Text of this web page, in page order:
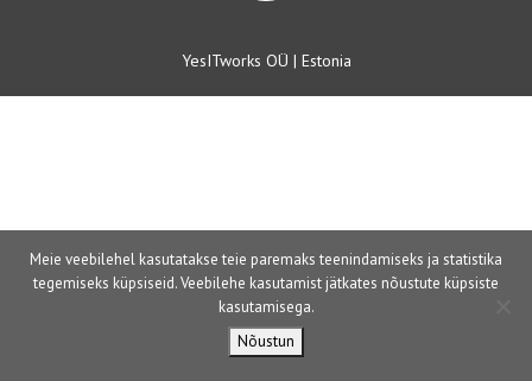
YesITworks OÜ | Estonia
Meie veebilehel kasutatakse teie paremaks teenindamiseks ja statistika
tegemiseks küpsiseid. Veebilehe kasutamist jätkates nõustute küpsiste
kasutamisega.
Nõustun